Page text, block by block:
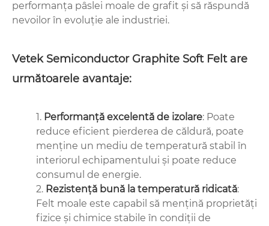
performanța pâslei moale de grafit și să răspundă
nevoilor în evoluție ale industriei.
Vetek Semiconductor Graphite Soft Felt are
următoarele avantaje:
1. Performanță excelentă de izolare: Poate
reduce eficient pierderea de căldură, poate
menține un mediu de temperatură stabil în
interiorul echipamentului și poate reduce
consumul de energie.
2. Rezistență bună la temperatură ridicată:
Felt moale este capabil să mențină proprietăți
fizice și chimice stabile în condiții de